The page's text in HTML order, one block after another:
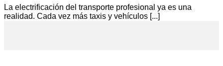
La electrificación del transporte profesional ya es una
realidad. Cada vez más taxis y vehículos [...]